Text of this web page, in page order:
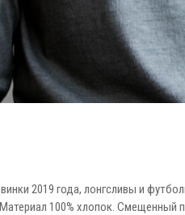
2019 года, лонгсливы и
100% хлопок. Смещенный